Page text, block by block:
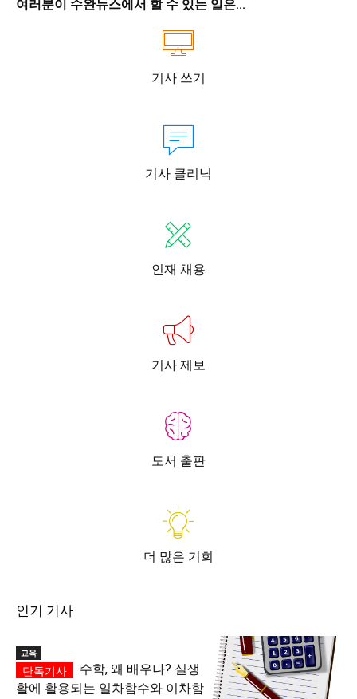
여러분이 수완뉴스에서 할 수 있는 일은...
기사 쓰기
기사 클리닉
인재 채용
기사 제보
도서 출판
더 많은 기회
인기 기사
교육
수학, 왜 배우나? 실생
활에 활용되는 일차함수와 이차함